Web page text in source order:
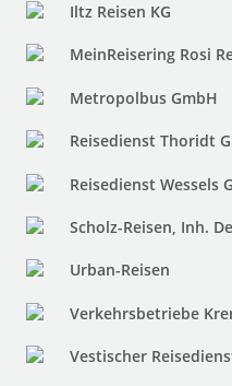
Iltz Reisen KG
MeinReisering Rosi
Metropolbus GmbH
Reisedienst Thoridt
Reisedienst Wessels
Scholz-Reisen, Inh.
Urban-Reisen
Verkehrsbetriebe
Vestischer